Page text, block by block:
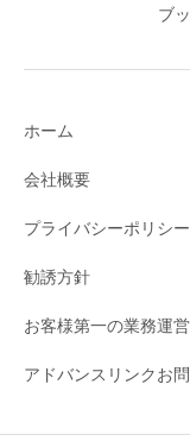
ブ
ホーム
会社概要
プライバシーポリシー
勧誘方針
お客様第一の業務運
アドバンスリンクお